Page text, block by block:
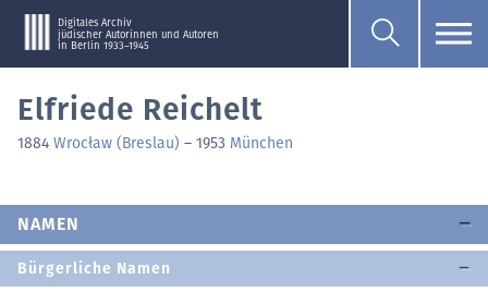
Digitales Archiv
jüdischer Autorinnen und Autoren
in Berlin 1933–1945
Elfriede Reichelt
1884 Wrocław (Breslau) – 1953 München
NAMEN
Bürgerliche Namen